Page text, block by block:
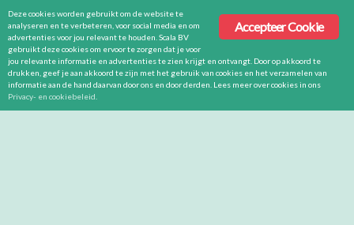
Accepteer Cookie
Deze cookies worden gebruikt om de website te
analyseren en te verbeteren, voor social media en om
advertenties voor jou relevant te houden. Scala BV
gebruikt deze cookies om ervoor te zorgen dat je voor
jou relevante informatie en advertenties te zien krijgt en ontvangt. Door op akkoord te
drukken, geef je aan akkoord te zijn met het gebruik van cookies en het verzamelen van
informatie aan de hand daarvan door ons en door derden. Lees meer over cookies in ons
Privacy- en cookiebeleid